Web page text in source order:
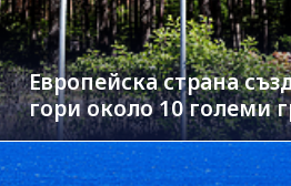
Европейска страна
гори около 10 големи